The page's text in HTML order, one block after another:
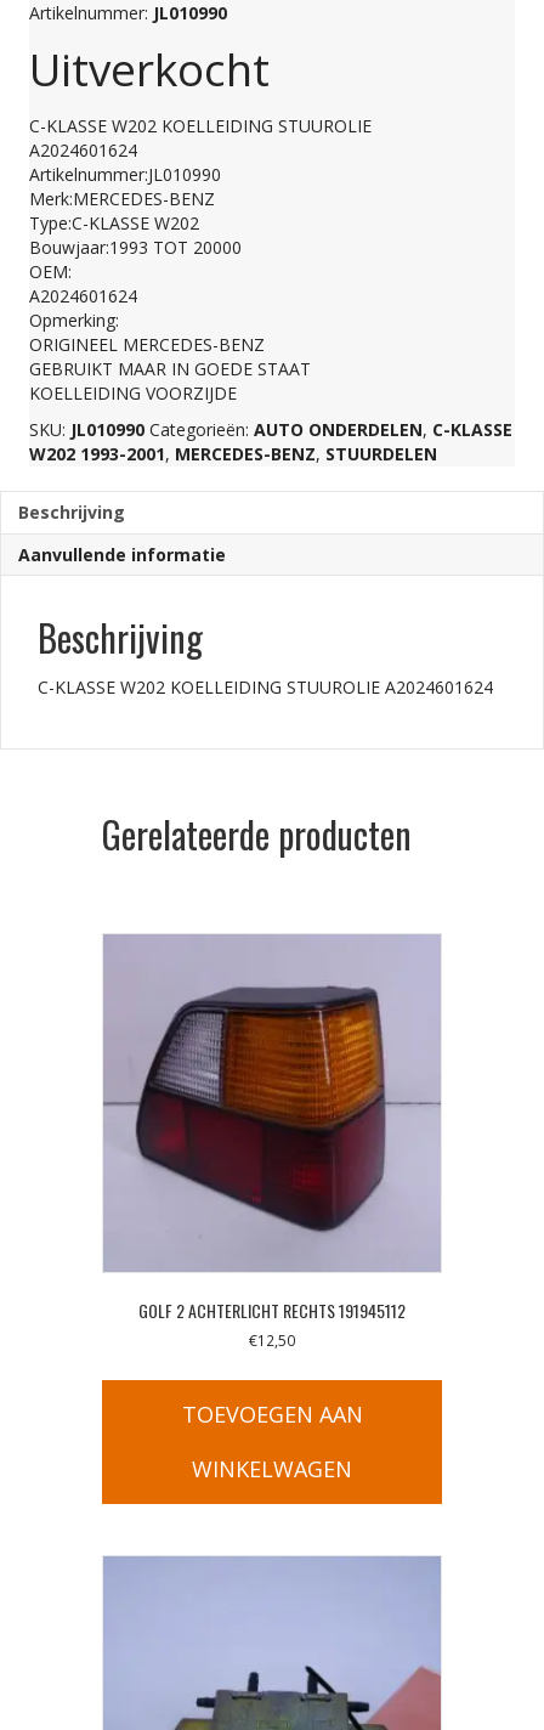
Artikelnummer: JL010990
Uitverkocht
C-KLASSE W202 KOELLEIDING STUUROLIE
A2024601624
Artikelnummer:JL010990
Merk:MERCEDES-BENZ
Type:C-KLASSE W202
Bouwjaar:1993 TOT 20000
OEM:
A2024601624
Opmerking:
ORIGINEEL MERCEDES-BENZ
GEBRUIKT MAAR IN GOEDE STAAT
KOELLEIDING VOORZIJDE
SKU: JL010990 Categorieën: AUTO ONDERDELEN, C-KLASSE
W202 1993-2001, MERCEDES-BENZ, STUURDELEN
Beschrijving
Aanvullende informatie
Beschrijving
C-KLASSE W202 KOELLEIDING STUUROLIE A2024601624
Gerelateerde producten
GOLF 2 ACHTERLICHT RECHTS 191945112
€12,50
TOEVOEGEN AAN
WINKELWAGEN